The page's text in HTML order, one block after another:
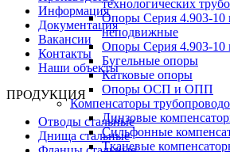
Информация
Документация
Вакансии
Контакты
Наши объекты
ПРОДУКЦИЯ
Отводы стальные
Днища стальные
технологических
Опоры Серия 4.903-10
неподвижные
Опоры Серия 4.903-
Бугельные опоры
Катковые опоры
Опоры ОСП и ОПП
Компенсаторы
Линзовые
Сильфонные
Тканевые